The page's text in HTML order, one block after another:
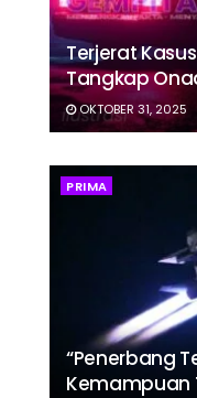
Terjerat
Tangkap
OKTOBER 31, 2025
PRIMA
“Penerbang
Kemampuan